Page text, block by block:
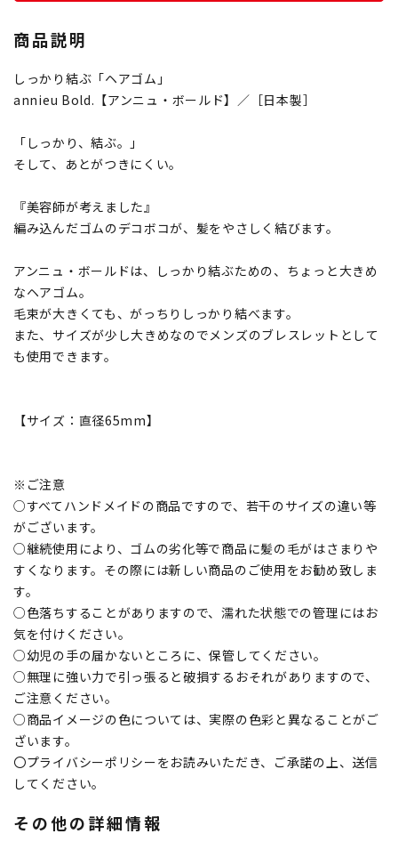
商品説明
しっかり結ぶ「ヘアゴム」
annieu Bold.【アンニュ・ボールド】／［日本製］
「しっかり、結ぶ。」
そして、あとがつきにくい。
『美容師が考えました』
編み込んだゴムのデコボコが、髪をやさしく結びます。
アンニュ・ボールドは、しっかり結ぶための、ちょっと大きめ
なヘアゴム。
毛束が大きくても、がっちりしっかり結べます。
また、サイズが少し大きめなのでメンズのブレスレットとして
も使用できます。
【サイズ：直径65mm】
※ご注意
○すべてハンドメイドの商品ですので、若干のサイズの違い等
がございます。
○継続使用により、ゴムの劣化等で商品に髪の毛がはさまりや
すくなります。その際には新しい商品のご使用をお勧め致しま
す。
○色落ちすることがありますので、濡れた状態での管理にはお
気を付けください。
○幼児の手の届かないところに、保管してください。
○無理に強い力で引っ張ると破損するおそれがありますので、
ご注意ください。
○商品イメージの色については、実際の色彩と異なることがご
ざいます。
〇プライバシーポリシーをお読みいただき、ご承諾の上、送信
してください。
その他の詳細情報